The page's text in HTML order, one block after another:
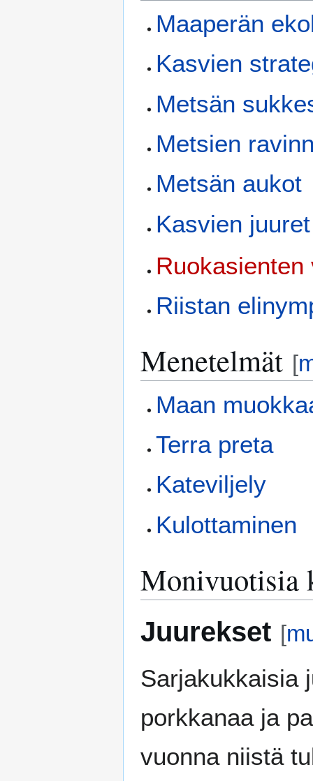
Maaperän
Kasvien
Metsän
Metsien
Metsän aukot
Kasvien juuret
Ruokasienten
Riistan
Menetelmät [
Maan
Terra preta
Kateviljely
Kulottaminen
Monivuotisia
Juurekset [
Sarjakukkaisia
porkkanaa ja
vuonna niistä